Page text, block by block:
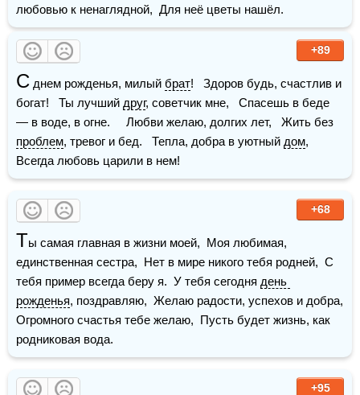
любовью к ненаглядной,  Для неё цветы нашёл.
+89
С днем рожденья, милый брат!   Здоров будь, счастлив и
богат!   Ты лучший друг, советчик мне,   Спасешь в беде
проблем, тревог и бед.   Тепла, добра в уютный дом,
Всегда любовь царили в нем!
+68
Ты самая главная в жизни моей,  Моя любимая,
единственная сестра,  Нет в мире никого тебя родней,  С
тебя пример всегда беру я.  У тебя сегодня день
рожденья, поздравляю,  Желаю радости, успехов и добра,
Огромного счастья тебе желаю,  Пусть будет жизнь, как
родниковая вода.
+95